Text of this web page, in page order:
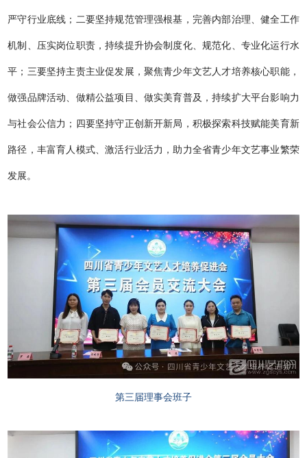
严守行业底线；二要坚持规范管理强根基，完善内部治理、健全工作
机制、压实岗位职责，持续提升协会制度化、规范化、专业化运行水
平；三要坚持主责主业促发展，聚焦青少年文艺人才培养核心职能，
做强品牌活动、做精公益项目、做实美育普及，持续扩大平台影响力
与社会公信力；四要坚持守正创新开新局，积极探索科技赋能美育新
路径，丰富育人模式、激活行业活力，助力全省青少年文艺事业繁荣
发展。
第三届理事会班子